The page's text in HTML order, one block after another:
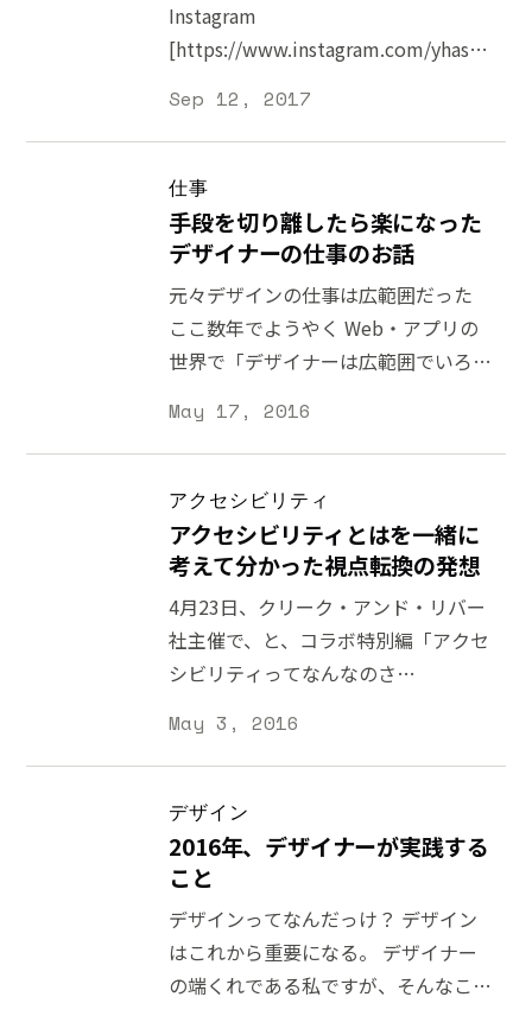
Instagram
[https://www.instagram.com/yhassy/]
ップロードされる見栄えの良い写真を
「インスタ映え」と呼ぶことがありま
す。ハッシュタグで繋がる様々な写真
を見て楽しむことができる Instagram
ですが、そこで映し出されている世界
がすべてだと勘違いしている人も少な
くないと思います。自分の生活と比べ
て「なぜ皆はこんなに楽しそうなんだ
ろう」と悲観的になる人もいるかもし
れません。 Instagram に限った話では
ありませんが、ソーシャルメディアで
がダイジェスト配信されているような
ものです。言い換えるならば、「ベス
ト・オブ・◯◯さん」を見ているよう
なものでしょう。ソーシャルメディア
を使う人たち全員が、自分の PRエー
ジェントになって活動しているような
ものかもしれません。 私は「インス
組織が配信するコンテンツにも言える
と思います。 * 「こうしたら上手くい
きました」とい
Sep 12, 2017
仕事
手段を切り離したら楽になった
デザイナーの仕事のお話
元々デザインの仕事は広範囲だった
ここ数年でようやく Web・アプリの
世界で「デザイナーは広範囲でいろい
う声が高まりましたが、元々デザイナ
ーの仕事は範囲が広いものでした。例
えばファッションデザイナーはデザイ
ン力はもちろん、技術に基づいた設
計、製造工場との交渉、流行や市場の
動向の理解などが必要とされていま
す。インダストリアルデザイナーや建
築家も同じです。ただデザインができ
るというだけでは一人前として見なさ
れない仕事がすぐそこにのあるにも関
わらず、なぜ Web・アプリでは目新
とつの仮説として考えられるのが、
DTP デザインなどに見られるデザイ
ンの分業化・効率化です。1984 年に
登場した Apple Machintosh
[https://ja.wikipedia.org/wiki/
には Adobe の PostScript が実装され
May 17, 2016
アクセシビリティ
アクセシビリティとはを一緒に
考えて分かった視点転換の発想
4月23日、クリーク・アンド・リバー
社主催で、と、コラボ特別編「アクセ
シビリティってなんなのさ
というイベントが開催されました。こ
れは昨年開催された「UXってなんな
のさ
[http://www.yasuhisa.com/could/
about-ux/]」い続く Q&A 中心で 3 時
間話し切るというもの。今の仕事に直
結するテクニックや知識を得たいとい
う方には向いていませんが、参加者全
May 3, 2016
デザイン
2016年、デザイナーが実践する
こと
デザインってなんだっけ？ デザイン
はこれから重要になる。 デザイナー
の端くれである私ですが、そんなこと